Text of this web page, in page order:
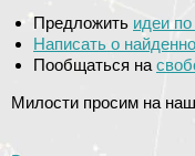
Новости
Контактная
Предложить идеи
Написать о
Пообщаться на
Милости просим на